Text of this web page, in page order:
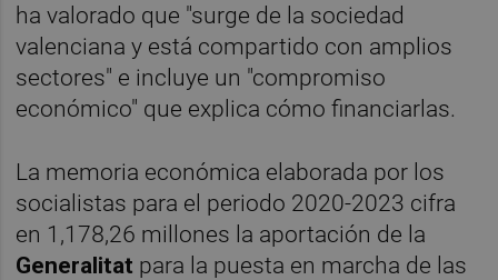
ha valorado que "surge de la sociedad
valenciana y está compartido con amplios
sectores" e incluye un "compromiso
económico" que explica cómo financiarlas.
La memoria económica elaborada por los
socialistas para el periodo 2020-2023 cifra
en 1,178,26 millones la aportación de la
Generalitat para la puesta en marcha de las